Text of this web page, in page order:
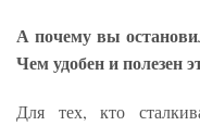
А почему вы
Чем удобен и полезен
Для тех, кто